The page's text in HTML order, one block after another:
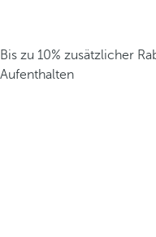
Bis zu 10% zusätzlicher
Aufenthalten